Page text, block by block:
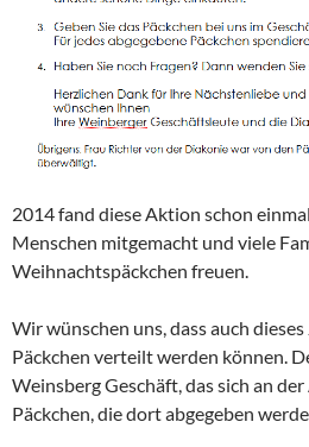
2014 fand diese Aktion schon
Menschen mitgemacht und viele
Weihnachtspäckchen freuen.
Wir wünschen uns, dass auch
Päckchen verteilt werden können.
Weinsberg Geschäft, das sich an
Päckchen, die dort abgegeben